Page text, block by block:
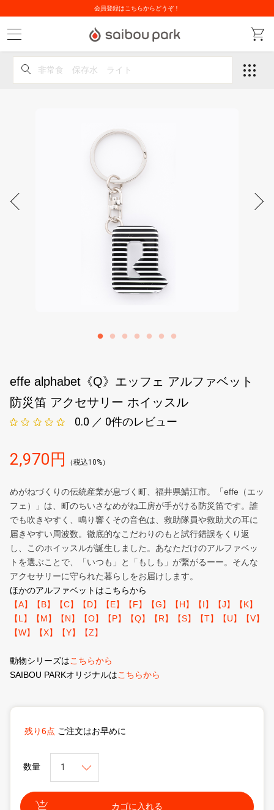
会員登録はこちらからどうぞ！
非常食 保存水 ライト
effe alphabet《Q》エッフェ アルファベット
防災笛 アクセサリー ホイッスル
0.0 ／ 0件のレビュー
2,970円 （税込10%）
めがねづくりの伝統産業が息づく町、福井県鯖江市。「effe（エッ
フェ）」は、町のちいさなめがね工房が手がける防災笛です。誰
でも吹きやすく、鳴り響くその音色は、救助隊員や救助犬の耳に
届きやすい周波数。徹底的なこだわりのもと試行錯誤をくり返
し、このホイッスルが誕生しました。あなただけのアルファベッ
トを選ぶことで、「いつも」と「もしも」が繋がるーー。そんな
アクセサリーに守られた暮らしをお届けします。
ほかのアルファベットはこちらから
【A】
【B】 【C】 【D】 【E】 【F】 【G】 【H】 【I】 【J】
【K】
【L】
【M】 【N】 【O】 【P】 【Q】 【R】 【S】 【T】 【U】
【V】
【W】
【X】 【Y】 【Z】
動物シリーズはこちらから
SAIBOU PARKオリジナルはこちらから
残り6点 ご注文はお早めに
数量